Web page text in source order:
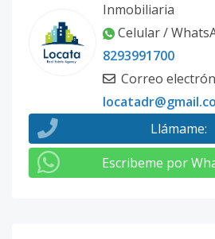
Inmobiliaria
Celular /
8293991700
Correo
Llámame:
Escribeme por